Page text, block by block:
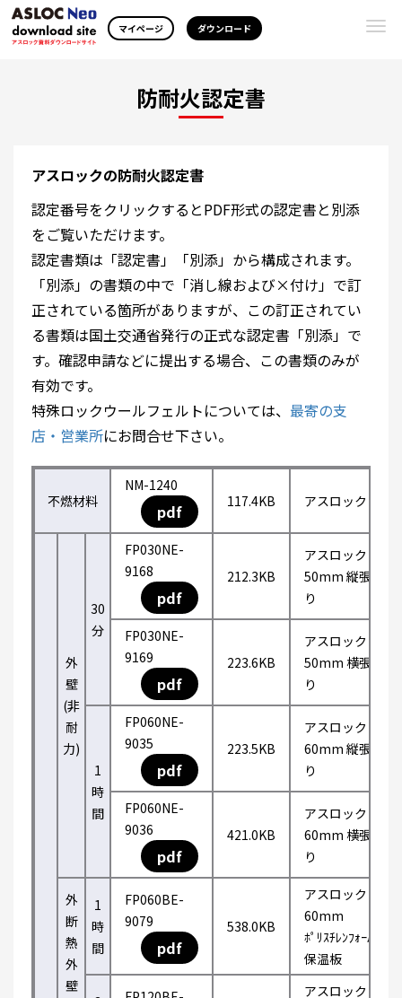
マイページ ダウンロード
防耐火認定書
アスロックの防耐火認定書
認定番号をクリックするとPDF形式の認定書と別添
をご覧いただけます。
認定書類は「認定書」「別添」から構成されます。
「別添」の書類の中で「消し線および×付け」で訂
正されている箇所がありますが、この訂正されてい
る書類は国土交通省発行の正式な認定書「別添」で
す。確認申請などに提出する場合、この書類のみが
有効です。
特殊ロックウールフェルトについては、 最寄の支
店・営業所にお問合せ下さい。
不燃材料
NM-1240
pdf 117.4KB アスロック
外
壁
(非
耐
力)
30
分
FP030NE-
9168
pdf
212.3KB
アスロック
50mm 縦張
り
FP030NE-
9169
pdf
223.6KB
アスロック
50mm 横張
り
1
時
間
FP060NE-
9035
pdf
223.5KB
アスロック
60mm 縦張
り
FP060NE-
9036
pdf
421.0KB
アスロック
60mm 横張
り
外
断
熱
外
壁
1
時
間
FP060BE-
9079
pdf
538.0KB
アスロック
60mm
ﾎﾟﾘｽﾁﾚﾝﾌｫｰﾑ
保温板
アスロック